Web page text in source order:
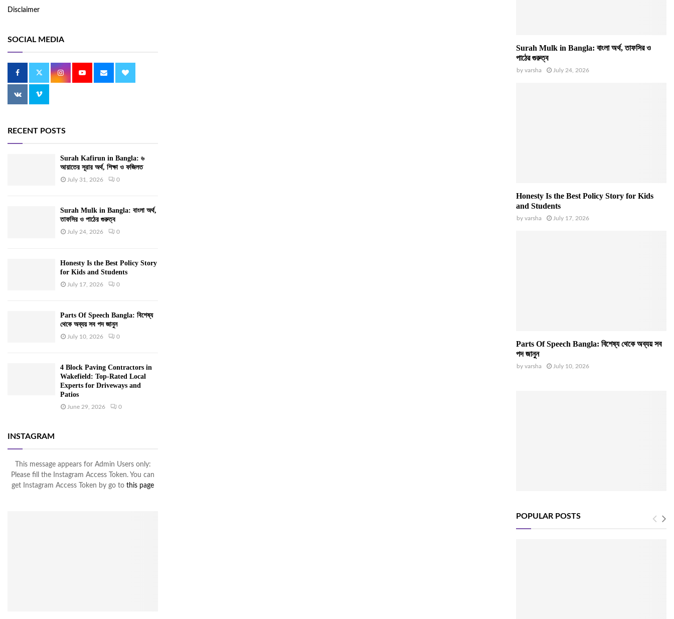
Disclaimer
SOCIAL MEDIA
RECENT POSTS
Surah Kafirun in Bangla: ৬
আয়াতের সূরার অর্থ, শিক্ষা ও ফজিলত
July 31, 2026 0
Surah Mulk in Bangla: বাংলা অর্থ,
তাফসির ও পাঠের গুরুত্ব
July 24, 2026 0
Honesty Is the Best Policy Story
for Kids and Students
July 17, 2026 0
Parts Of Speech Bangla: বিশেষ্য
থেকে অব্যয় সব পদ জানুন
July 10, 2026 0
4 Block Paving Contractors in
Wakefield: Top-Rated Local
Experts for Driveways and
Patios
June 29, 2026 0
INSTAGRAM
This message appears for Admin Users only:
Please fill the Instagram Access Token. You can
get Instagram Access Token by go to this page
Surah Mulk in Bangla: বাংলা অর্থ, তাফসির ও
পাঠের গুরুত্ব
by varsha July 24, 2026
Honesty Is the Best Policy Story for Kids
and Students
by varsha July 17, 2026
Parts Of Speech Bangla: বিশেষ্য থেকে অব্যয় সব
পদ জানুন
by varsha July 10, 2026
POPULAR POSTS